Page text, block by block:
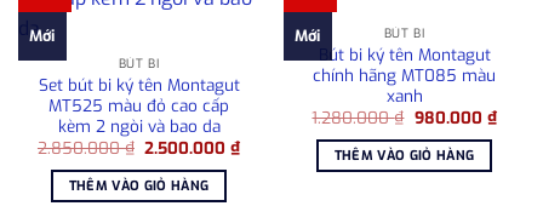
Mới
BÚT BI
Set bút bi ký tên Montagut
MT525 màu đỏ cao cấp
kèm 2 ngòi và bao da
2.850.000₫ Giá
là:
2.850.000 ₫.
2.500.000₫Giá
hiện
THÊM VÀO GIỎ HÀNG
Mới BÚT BI
Bút bi ký tên Montagut
chính hãng MT085 màu
xanh
1.280.000₫ Giá
là:
1.280.000 ₫.
980.000 ₫Giá
hiện
THÊM VÀO GIỎ HÀNG